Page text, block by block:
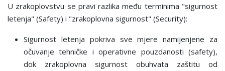
U zrakoplovstvu se pravi razlika među terminima "sigurnost
letenja" (Safety) i "zrakoplovna sigurnost" (Security):
Sigurnost letenja pokriva sve mjere namijenjene za
očuvanje tehničke i operativne pouzdanosti (safety),
dok zrakoplovna sigurnost obuhvata zaštitu od